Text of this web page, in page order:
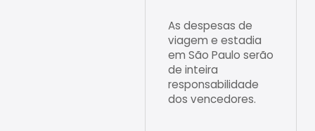
As despesas de
viagem e estadia
em São Paulo serão
de inteira
responsabilidade
dos vencedores.